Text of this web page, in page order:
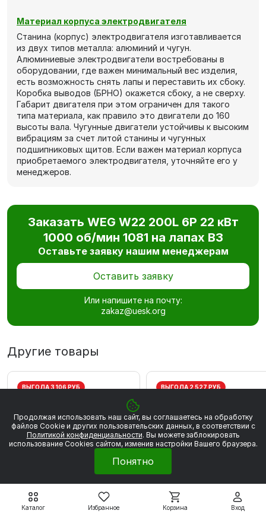
Каталог Избранное Корзина Вход
Материал корпуса электродвигателя
Станина (корпус) электродвигателя изготавливается
из двух типов металла: алюминий и чугун.
Алюминиевые электродвигатели востребованы в
оборудовании, где важен минимальный вес изделия,
есть возможность снять лапы и переставить их сбоку.
Коробка выводов (БРНО) окажется сбоку, а не сверху.
Габарит двигателя при этом ограничен для такого
типа материала, как правило это двигатели до 160
высоты вала. Чугунные двигатели устойчивы к высоким
вибрациям за счет литой станины и чугунных
подшипниковых щитов. Если важен материал корпуса
приобретаемого электродвигателя, уточняйте его у
менеджеров.
Заказать WEG W22 200L 6P 22 кВт
1000 об/мин 1081 на лапах В3
Оставьте заявку нашим менеджерам
Оставить заявку
Или напишите на почту:
zakaz@uesk.org
Другие товары
ВЫГОДА 3 106 РУБ ВЫГОДА 2 527 РУБ
Продолжая использовать наш сайт, вы соглашаетесь на обработку
файлов Сookie и других пользовательских данных, в соответствии с
Политикой конфиденциальности. Вы можете заблокировать
использование Cookies сайтом, изменив настройки Вашего браузера.
Понятно